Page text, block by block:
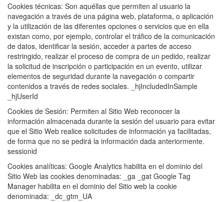
Cookies técnicas: Son aquéllas que permiten al usuario la
navegación a través de una página web, plataforma, o aplicación
y la utilización de las diferentes opciones o servicios que en ella
existan como, por ejemplo, controlar el tráfico de la comunicación
de datos, identificar la sesión, acceder a partes de acceso
restringido, realizar el proceso de compra de un pedido, realizar
la solicitud de inscripción o participación en un evento, utilizar
elementos de seguridad durante la navegación o compartir
contenidos a través de redes sociales. _hjIncludedInSample
_hjUserId
Cookies de Sesión: Permiten al Sitio Web reconocer la
información almacenada durante la sesión del usuario para evitar
que el Sitio Web realice solicitudes de información ya facilitadas,
de forma que no se pedirá la información dada anteriormente.
sessionid
Cookies analíticas: Google Analytics habilita en el dominio del
Sitio Web las cookies denominadas: _ga _gat Google Tag
Manager habilita en el dominio del Sitio web la cookie
denominada: _dc_gtm_UA